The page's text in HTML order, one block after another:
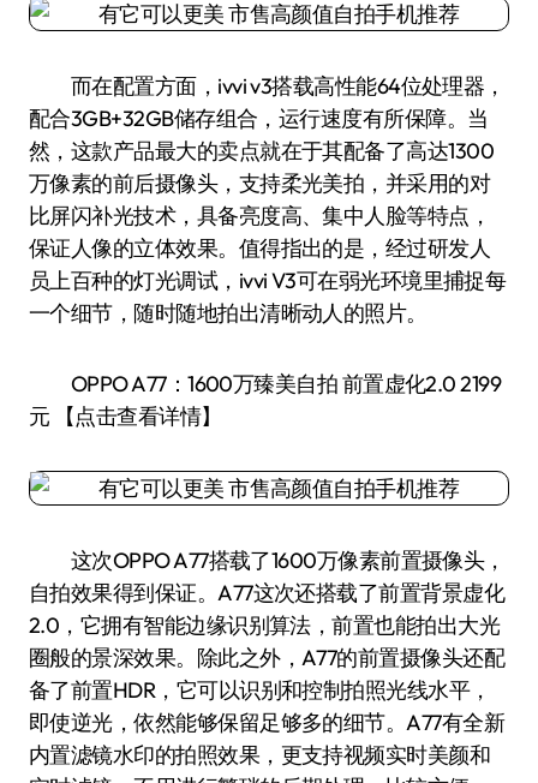
而在配置方面，ivvi v3搭载高性能64位处理器，
配合3GB+32GB储存组合，运行速度有所保障。当
然，这款产品最大的卖点就在于其配备了高达1300
万像素的前后摄像头，支持柔光美拍，并采用的对
比屏闪补光技术，具备亮度高、集中人脸等特点，
保证人像的立体效果。值得指出的是，经过研发人
员上百种的灯光调试，ivvi V3可在弱光环境里捕捉每
一个细节，随时随地拍出清晰动人的照片。
OPPO A77：1600万臻美自拍 前置虚化2.0 2199
元 【点击查看详情】
这次OPPO A77搭载了1600万像素前置摄像头，
自拍效果得到保证。A77这次还搭载了前置背景虚化
2.0，它拥有智能边缘识别算法，前置也能拍出大光
圈般的景深效果。除此之外，A77的前置摄像头还配
备了前置HDR，它可以识别和控制拍照光线水平，
即使逆光，依然能够保留足够多的细节。A77有全新
内置滤镜水印的拍照效果，更支持视频实时美颜和